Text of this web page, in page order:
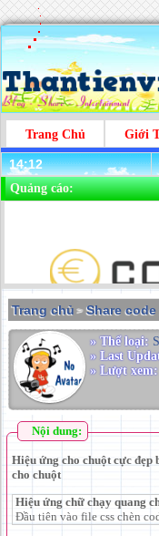
Trang Chủ Giới
14:12
Quảng cáo:
Trang chủ >Share
» Thể loại:
» Last
» Lượt xem:
Nội dung:
Hiệu ứng cho chuột cực đẹp
cho chuột
Hiệu ứng chữ chạy quang
Đầu tiên vào file css chèn